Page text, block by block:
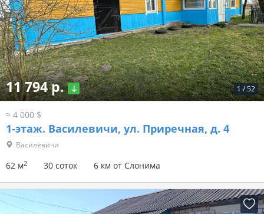
1 /52
11 794 р.
≈ 4 000 $
1-этаж. Василевичи, ул. Приречная, д. 4
Василевичи
62 м2 30 соток 6 км от Слонима